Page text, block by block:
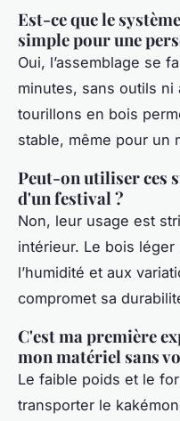
Est-ce que le
simple pour une
Oui, l’assemblage se
minutes, sans outils ni
tourillons en bois
stable, même pour un
Peut-on utiliser ces
d'un festival ?
Non, leur usage est
intérieur. Le bois
l’humidité et aux
compromet sa
C'est ma première
mon matériel sans
Le faible poids et le
transporter le